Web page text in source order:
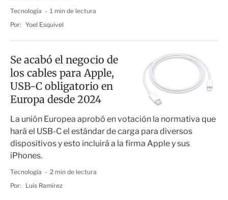
Tecnología
1 min de lectura
Por: Yoel Esquivel
Se acabó el negocio de
los cables para Apple,
USB-C obligatorio en
Europa desde 2024
La unión Europea aprobó en votación la normativa que
hará el USB-C el estándar de carga para diversos
dispositivos y esto incluirá a la firma Apple y sus
iPhones.
Tecnología
2 min de lectura
Por:
Luis Ramírez